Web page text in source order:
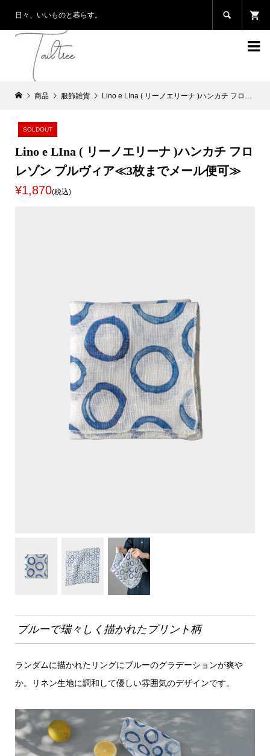
日々、いいものと暮らす。 

商品 服飾雑貨 Lino e LIna ( リーノエリーナ )ハンカチ フロレゾン プルヴィア≪3枚までメール便可≫
SOLDOUT
Lino e LIna ( リーノエリーナ )ハンカチ フロ
レゾン プルヴィア≪3枚までメール便可≫
¥1,870(税込)
ブルーで瑞々しく描かれたプリント柄
ランダムに描かれたリングにブルーのグラデーションが爽や
か。リネン生地に調和して優しい雰囲気のデザインです。